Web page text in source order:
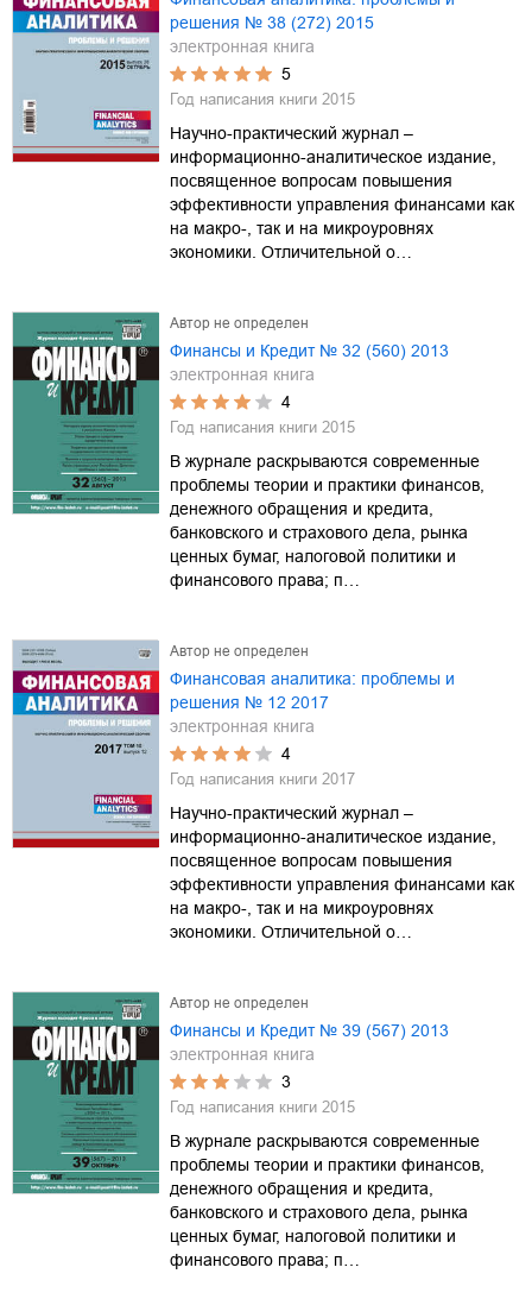
решения № 38 (272) 2015
электронная книга
5
Год написания книги 2015
Научно-практический журнал –
информационно-аналитическое издание,
посвященное вопросам повышения
эффективности управления финансами как
на макро-, так и на микроуровнях
экономики. Отличительной о…
Автор не определен
Финансы и Кредит № 32 (560) 2013
электронная книга
4
Год написания книги 2015
В журнале раскрываются современные
проблемы теории и практики финансов,
денежного обращения и кредита,
банковского и страхового дела, рынка
ценных бумаг, налоговой политики и
финансового права; п…
Автор не определен
Финансовая аналитика: проблемы и
решения № 12 2017
электронная книга
4
Год написания книги 2017
Научно-практический журнал –
информационно-аналитическое издание,
посвященное вопросам повышения
эффективности управления финансами как
на макро-, так и на микроуровнях
экономики. Отличительной о…
Автор не определен
Финансы и Кредит № 39 (567) 2013
электронная книга
3
Год написания книги 2015
В журнале раскрываются современные
проблемы теории и практики финансов,
денежного обращения и кредита,
банковского и страхового дела, рынка
ценных бумаг, налоговой политики и
финансового права; п…